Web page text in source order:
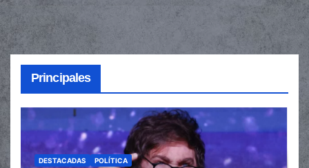
Principales
DESTACADAS POLÍTICA